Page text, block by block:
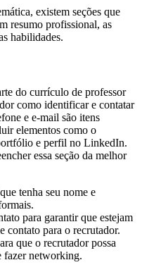
existem seções que
resumo profissional, as
habilidades.
do currículo de professor
como identificar e contatar
e e-mail são itens
elementos como o
e perfil no LinkedIn.
essa seção da melhor
tenha seu nome e
para garantir que estejam
contato para o recrutador.
que o recrutador possa
fazer networking.